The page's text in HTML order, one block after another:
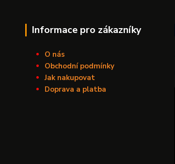
Informace pro zákazníky
O nás
Obchodní podmínky
Jak nakupovat
Doprava a platba